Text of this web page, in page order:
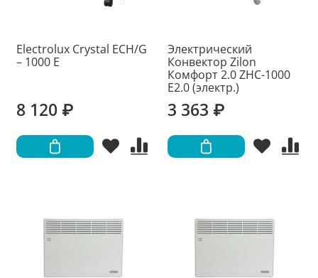
Electrolux Crystal ECH/G
– 1000 E
8 120 ₽
Электрический
Конвектор Zilon
Комфорт 2.0 ZHC-1000
Е2.0 (электр.)
3 363 ₽